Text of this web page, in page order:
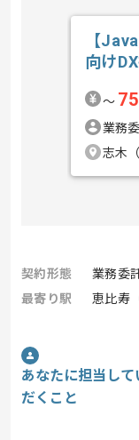
【
向け
〜
業務
志木
契約形態
業務委
最寄り駅
恵比寿
あなたに担当して
だくこと